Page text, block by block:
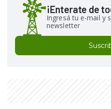
¡Enterate de
Ingresá tu e-mail y
newsletter